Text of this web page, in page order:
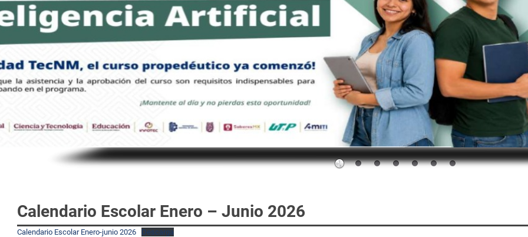
Calendario Escolar Enero – Junio 2026
Calendario Escolar Enero-junio 2026 Descarga